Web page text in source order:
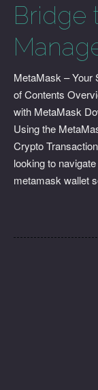
Bridge
MetaMask – Your
of Contents
with MetaMask
Using the
Crypto
looking to
metamask wallet